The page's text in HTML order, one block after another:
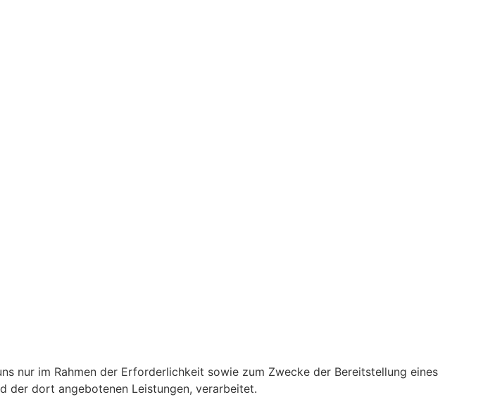
nur im Rahmen der Erforderlichkeit sowie zum Zwecke der Bereitstellung eines
der dort angebotenen Leistungen, verarbeitet.